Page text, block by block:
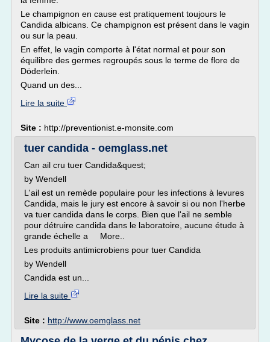
Le champignon en cause est pratiquement toujours le
Candida albicans. Ce champignon est présent dans le vagin
ou sur la peau.
En effet, le vagin comporte à l'état normal et pour son
équilibre des germes regroupés sous le terme de flore de
Döderlein.
Quand un des...
Lire la suite
Site : http://preventionist.e-monsite.com
tuer candida - oemglass.net
Can ail cru tuer Candida&quest;
by Wendell
L'ail est un remède populaire pour les infections à levures
Candida, mais le jury est encore à savoir si ou non l'herbe
va tuer candida dans le corps. Bien que l'ail ne semble
pour détruire candida dans le laboratoire, aucune étude à
grande échelle a More..
Les produits antimicrobiens pour tuer Candida
by Wendell
Candida est un...
Lire la suite
Site : http://www.oemglass.net